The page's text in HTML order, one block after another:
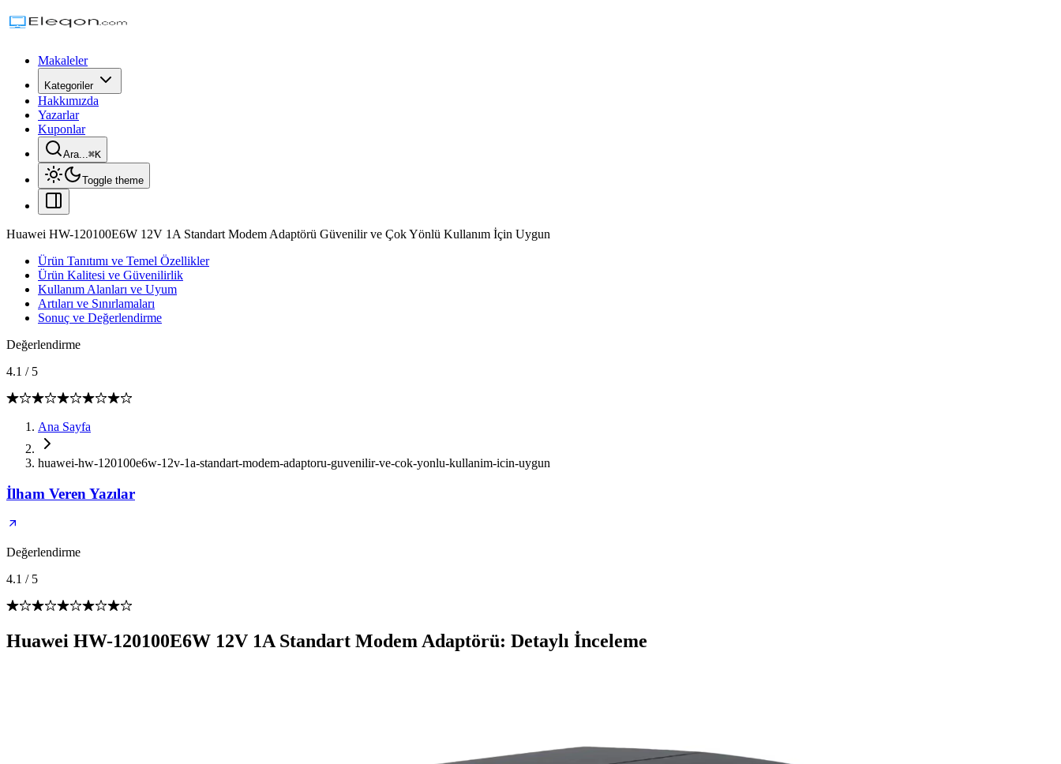
Makaleler
Kategoriler
Hakkımızda
Yazarlar
Kuponlar
Ara...⌘K
Toggle theme
Huawei HW-120100E6W 12V 1A Standart Modem Adaptörü Güvenilir ve Çok Yönlü Kullanım İçin Uygun
Ürün Tanıtımı ve Temel Özellikler
Ürün Kalitesi ve Güvenilirlik
Kullanım Alanları ve Uyum
Artıları ve Sınırlamaları
Sonuç ve Değerlendirme
Değerlendirme
4.1 / 5
Ana Sayfa
huawei-hw-120100e6w-12v-1a-standart-modem-adaptoru-guvenilir-ve-cok-yonlu-kullanim-icin-uygun
İlham Veren Yazılar
Değerlendirme
4.1 / 5
Huawei HW-120100E6W 12V 1A Standart Modem Adaptörü: Detaylı İnceleme